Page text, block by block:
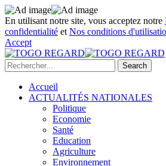
En utilisant notre site, vous acceptez notre
confidentialité et Nos conditions
Accept
Accueil
ACTUALITÉS NATIONALES
Politique
Economie
Santé
Education
Agriculture
Environnement